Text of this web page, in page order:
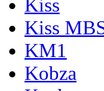
Kiss
Kiss
KM1
Kobza